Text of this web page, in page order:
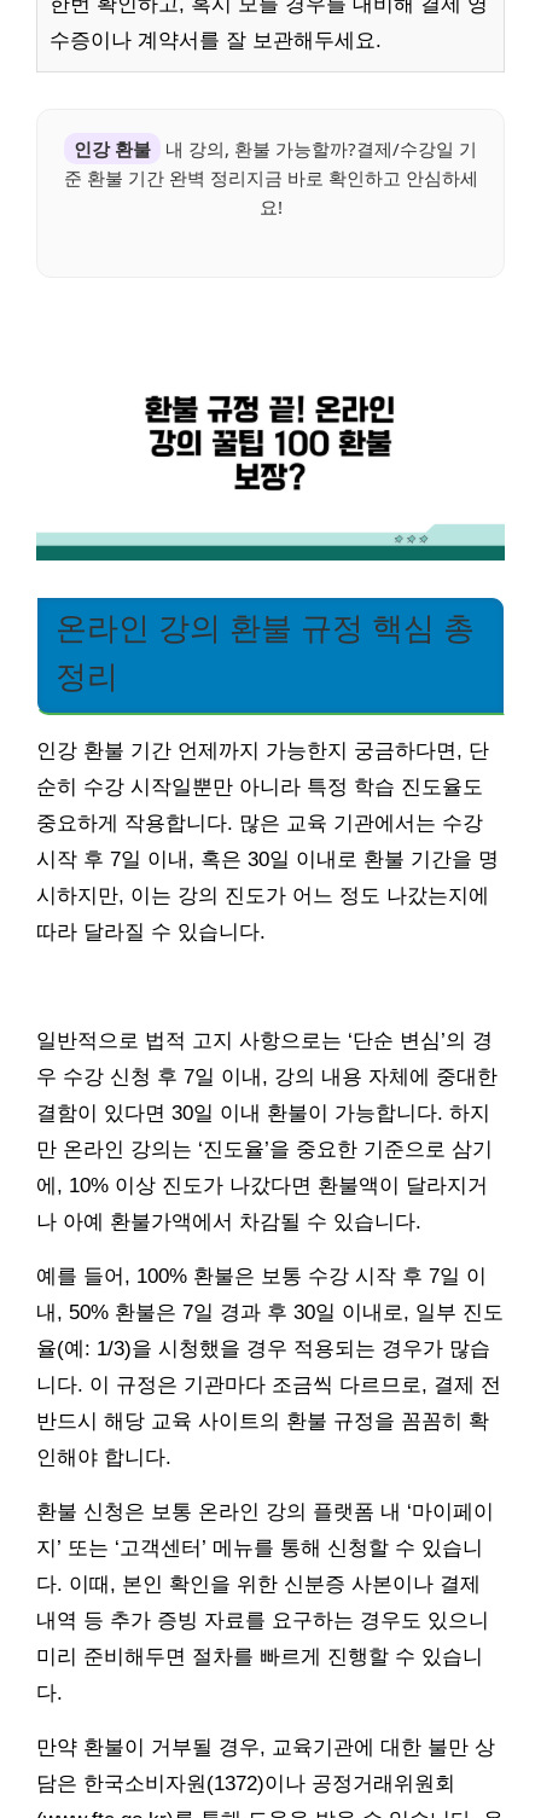
한번 확인하고, 혹시 모를 경우를 대비해 결제 영
수증이나 계약서를 잘 보관해두세요.
인강 환불
내 강의, 환불 가능할까?결제/수강일 기
준 환불 기간 완벽 정리지금 바로 확인하고 안심하세
요!
온라인 강의 환불 규정 핵심 총
정리
인강 환불 기간 언제까지 가능한지 궁금하다면, 단
순히 수강 시작일뿐만 아니라 특정 학습 진도율도
중요하게 작용합니다. 많은 교육 기관에서는 수강
시작 후 7일 이내, 혹은 30일 이내로 환불 기간을 명
시하지만, 이는 강의 진도가 어느 정도 나갔는지에
따라 달라질 수 있습니다.
일반적으로 법적 고지 사항으로는 ‘단순 변심’의 경
우 수강 신청 후 7일 이내, 강의 내용 자체에 중대한
결함이 있다면 30일 이내 환불이 가능합니다. 하지
만 온라인 강의는 ‘진도율’을 중요한 기준으로 삼기
에, 10% 이상 진도가 나갔다면 환불액이 달라지거
나 아예 환불가액에서 차감될 수 있습니다.
예를 들어, 100% 환불은 보통 수강 시작 후 7일 이
내, 50% 환불은 7일 경과 후 30일 이내로, 일부 진도
율(예: 1/3)을 시청했을 경우 적용되는 경우가 많습
니다. 이 규정은 기관마다 조금씩 다르므로, 결제 전
반드시 해당 교육 사이트의 환불 규정을 꼼꼼히 확
인해야 합니다.
환불 신청은 보통 온라인 강의 플랫폼 내 ‘마이페이
지’ 또는 ‘고객센터’ 메뉴를 통해 신청할 수 있습니
다. 이때, 본인 확인을 위한 신분증 사본이나 결제
내역 등 추가 증빙 자료를 요구하는 경우도 있으니
미리 준비해두면 절차를 빠르게 진행할 수 있습니
다.
만약 환불이 거부될 경우, 교육기관에 대한 불만 상
담은 한국소비자원(1372)이나 공정거래위원회